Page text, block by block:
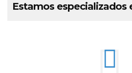
Estamos especializados